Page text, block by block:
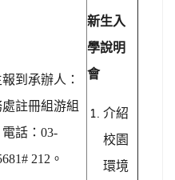
到承辦人：
註冊組游組
話：03-
212。
新生入
學說明
會
介紹
校園
環境